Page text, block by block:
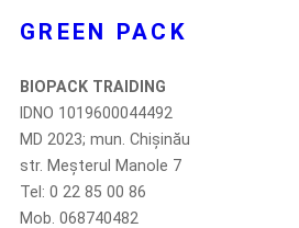
GREEN PACK
BIOPACK TRAIDING
IDNO 1019600044492
MD 2023; mun. Chișinău
str. Meșterul Manole 7
Tel: 0 22 85 00 86
Mob. 068740482